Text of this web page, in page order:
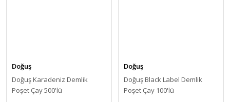
Doğuş
Doğuş Karadeniz Demlik
Poşet Çay 500'lü
Doğuş
Doğuş Black Label Demlik
Poşet Çay 100'lü